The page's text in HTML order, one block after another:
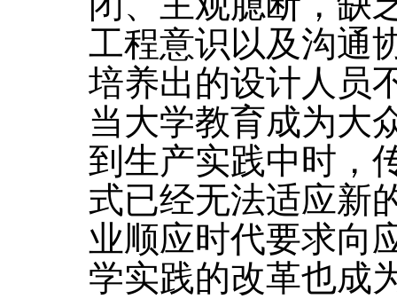
工程意识以及沟通
培养出的设计人员
当大学教育成为大
到生产实践中时，
式已经无法适应新
业顺应时代要求向
学实践的改革也成